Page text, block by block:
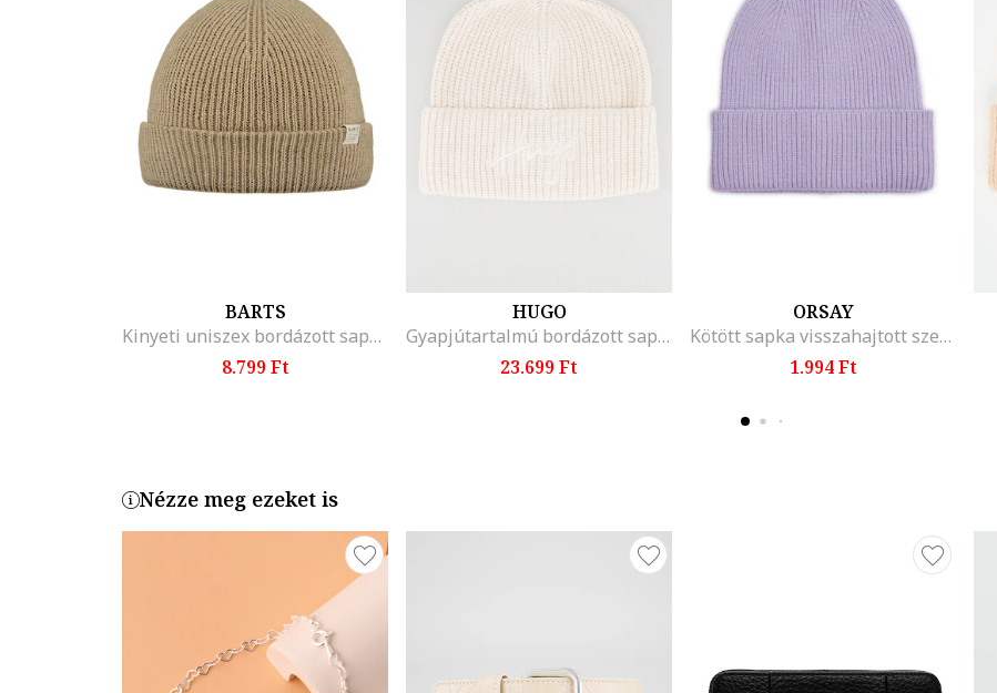
BARTS
Kinyeti uniszex bordázott sapka
8.799 Ft
HUGO
Gyapjútartalmú bordázott sapka, Krémszín/Világosbézs
23.699 Ft
ORSAY
Kötött sapka visszahajtott szegéllyel, Halványlila
1.994 Ft
Nézze meg ezeket is